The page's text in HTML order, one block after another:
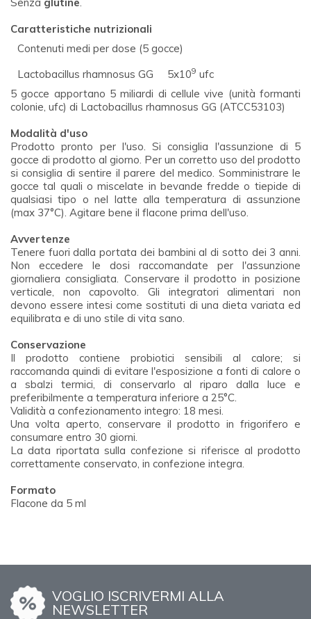
Caratteristiche nutrizionali
Contenuti medi per dose (5 gocce)
Lactobacillus rhamnosus GG
5x109 ufc
5 gocce apportano 5 miliardi di cellule vive (unità formanti
colonie, ufc) di Lactobacillus rhamnosus GG (ATCC53103)
Modalità d'uso
Prodotto pronto per l'uso. Si consiglia l'assunzione di 5
gocce di prodotto al giorno. Per un corretto uso del prodotto
si consiglia di sentire il parere del medico. Somministrare le
gocce tal quali o miscelate in bevande fredde o tiepide di
qualsiasi tipo o nel latte alla temperatura di assunzione
(max 37°C). Agitare bene il flacone prima dell'uso.
Avvertenze
Tenere fuori dalla portata dei bambini al di sotto dei 3 anni.
Non eccedere le dosi raccomandate per l'assunzione
giornaliera consigliata. Conservare il prodotto in posizione
verticale, non capovolto. Gli integratori alimentari non
devono essere intesi come sostituti di una dieta variata ed
equilibrata e di uno stile di vita sano.
Conservazione
Il prodotto contiene probiotici sensibili al calore; si
raccomanda quindi di evitare l'esposizione a fonti di calore o
a sbalzi termici, di conservarlo al riparo dalla luce e
preferibilmente a temperatura inferiore a 25°C.
Validità a confezionamento integro: 18 mesi.
Una volta aperto, conservare il prodotto in frigorifero e
consumare entro 30 giorni.
La data riportata sulla confezione si riferisce al prodotto
correttamente conservato, in confezione integra.
Formato
Flacone da 5 ml
VOGLIO ISCRIVERMI ALLA
NEWSLETTER